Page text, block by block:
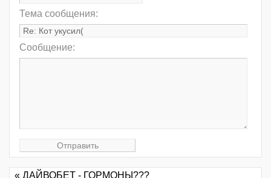
Тема сообщения:
Сообщение:
« ДАЙВОБЕТ - ГОРМОНЫ???